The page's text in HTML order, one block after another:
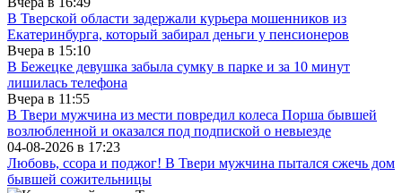
В Тверской области задержали курьера мошенников из
Екатеринбурга, который забирал деньги у пенсионеров
Вчера в 15:10
В Бежецке девушка забыла сумку в парке и за 10 минут
лишилась телефона
Вчера в 11:55
В Твери мужчина из мести повредил колеса Порша бывшей
возлюбленной и оказался под подпиской о невыезде
04-08-2026 в 17:23
Любовь, ссора и поджог! В Твери мужчина пытался сжечь дом
бывшей сожительницы